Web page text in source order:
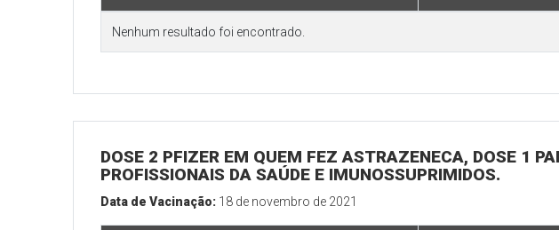
Nenhum resultado foi encontrado.
DOSE 2 PFIZER EM QUEM FEZ ASTRAZENECA, DOSE 1
PROFISSIONAIS DA SAÚDE E IMUNOSSUPRIMIDOS.
Data de Vacinação: 18 de novembro de 2021